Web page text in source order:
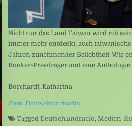
Nicht nur das Land Taiwan wird mit
immer mehr entdeckt, auch
Jahren zunehmender Beliebtheit. Wir
Booker-Preisträger und eine Anthologie.
Borchardt, Katharina
Zum: Deutschlandradio
Tagged Deutschlandradio, Medien-